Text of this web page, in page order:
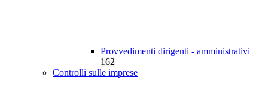
Provvedimenti dirigenti - amministrativi
162
Controlli sulle imprese